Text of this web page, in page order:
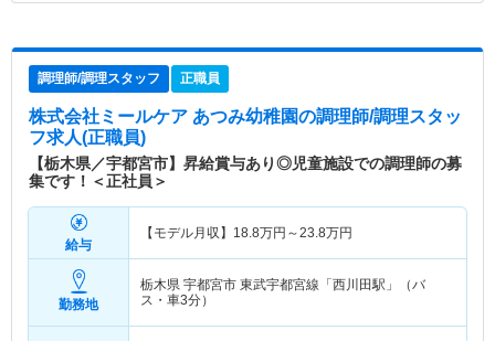
調理師/調理スタッフ 正職員
株式会社ミールケア あつみ幼稚園の調理師/調理スタッ
フ求人(正職員)
【栃木県／宇都宮市】昇給賞与あり◎児童施設での調理師の募
集です！＜正社員＞
給与
【モデル月収】 18.8万円～23.8万円
勤務地
栃木県 宇都宮市 東武宇都宮線「西川田駅」（バ
ス・車3分）